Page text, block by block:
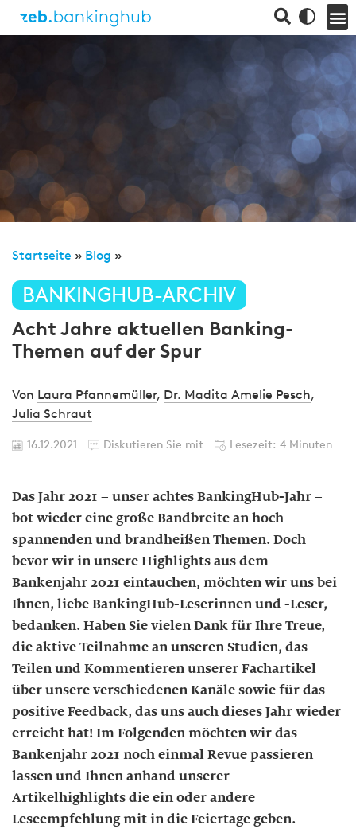
Startseite » Blog »
BANKINGHUB-ARCHIV
Acht Jahre aktuellen Banking-
Themen auf der Spur
Von Laura Pfannemüller, Dr. Madita Amelie Pesch,
Julia Schraut
16.12.2021 Diskutieren Sie mit Lesezeit: 4 Minuten
Das Jahr 2021 – unser achtes BankingHub-Jahr –
bot wieder eine große Bandbreite an hoch
spannenden und brandheißen Themen. Doch
bevor wir in unsere Highlights aus dem
Bankenjahr 2021 eintauchen, möchten wir uns bei
Ihnen, liebe BankingHub-Leserinnen und -Leser,
bedanken. Haben Sie vielen Dank für Ihre Treue,
die aktive Teilnahme an unseren Studien, das
Teilen und Kommentieren unserer Fachartikel
über unsere verschiedenen Kanäle sowie für das
positive Feedback, das uns auch dieses Jahr wieder
erreicht hat! Im Folgenden möchten wir das
Bankenjahr 2021 noch einmal Revue passieren
lassen und Ihnen anhand unserer
Artikelhighlights die ein oder andere
Leseempfehlung mit in die Feiertage geben.